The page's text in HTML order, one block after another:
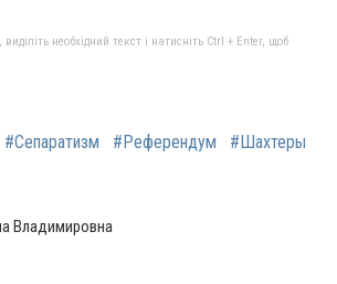
необхідний текст і натисніть Ctrl + Enter, щоб
#Сепаратизм #Референдум
#Шахтеры
Владимировна